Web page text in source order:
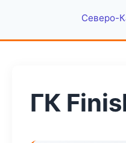
Северо-
ГК